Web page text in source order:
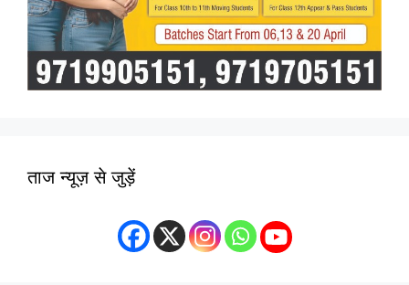
ताज न्यूज़ से जुड़ें